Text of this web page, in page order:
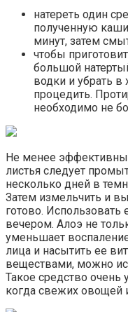
натереть один
полученную
минут, затем
чтобы
большой
водки и убрать в
процедить.
необходимо не
Не менее
листья следует
несколько дней в
Затем измельчить и
готово.
вечером. Алоэ не
уменьшает
лица и насытить ее
веществами, можно
Такое средство очень
когда свежих овощей